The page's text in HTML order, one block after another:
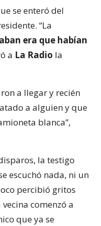
se enteró del
“La
era que habían
a La Radio la
a llegar y recién
a alguien y que
blanca”,
la testigo
escuchó nada, ni un
percibió gritos
comenzó a
que ya se